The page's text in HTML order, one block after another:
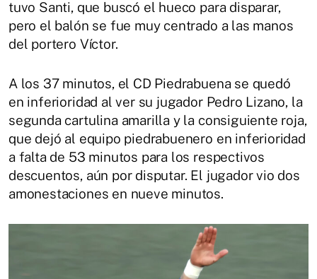
tuvo Santi, que buscó el hueco para disparar,
pero el balón se fue muy centrado a las manos
del portero Víctor.
A los 37 minutos, el CD Piedrabuena se quedó
en inferioridad al ver su jugador Pedro Lizano, la
segunda cartulina amarilla y la consiguiente roja,
que dejó al equipo piedrabuenero en inferioridad
a falta de 53 minutos para los respectivos
descuentos, aún por disputar. El jugador vio dos
amonestaciones en nueve minutos.